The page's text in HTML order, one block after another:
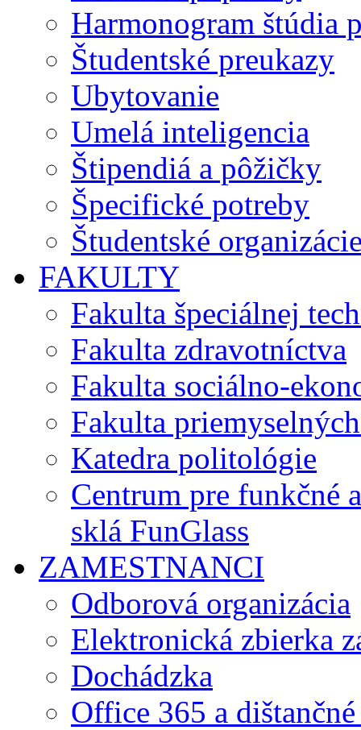
Harmonogram štúdia
Študentské preukazy
Ubytovanie
Umelá inteligencia
Štipendiá a pôžičky
Špecifické potreby
Študentské
FAKULTY
Fakulta špeciálnej
Fakulta zdravotníctva
Fakulta sociálno-
Fakulta
Katedra politológie
Centrum pre funkčné
sklá FunGlass
ZAMESTNANCI
Odborová organizácia
Elektronická zbierka
Dochádzka
Office 365 a